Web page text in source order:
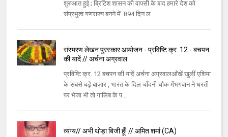
शुरुआत हुई ; ब्रिटिश शासन की वापसी के बाद हमारे देश को
संप्रभुत्व गणराज्य बनने में 894 दिन ल...
संस्मरण लेखन पुरस्कार आयोजन - प्रविष्टि क्र. 12 - बचपन
की यादें // अर्चना अग्रवाल
प्रविष्टि क्र. 12 बचपन की यादें अर्चना अग्रवालआँखें खुलीं एशिया
के सबसे बड़े बाज़ार , भारत के दिल चाँदनी चौक मेंभगवान ने धरती
पर भेजा भी तो गालिब के प...
व्यंग्य// अभी थोड़ा बिजी हूँ! // अमित शर्मा (CA)